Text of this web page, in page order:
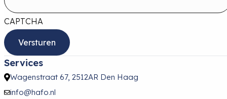
CAPTCHA
Services
Wagenstraat 67, 2512AR Den Haag
info@hafo.nl